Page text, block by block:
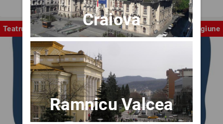
Teatrul Mic Stagiune
Craiova
Ramnicu Valcea